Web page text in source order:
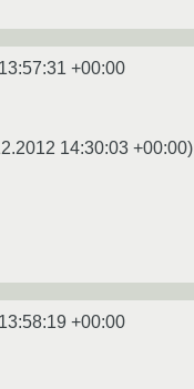
+00:00
14:30:03 +00:00)
+00:00